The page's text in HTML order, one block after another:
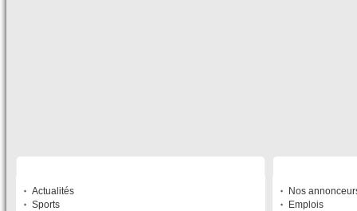
Actualités
Sports
Nos
Emplois